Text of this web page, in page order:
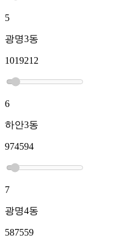
5
광명3동
1019212
6
하안3동
974594
7
광명4동
587559